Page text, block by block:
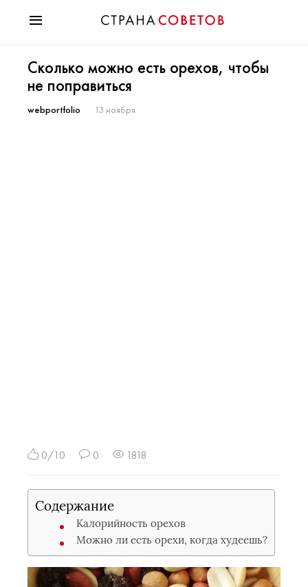
Мода
Звезды
Гороскопы
Сколько можно есть орехов, чтобы
не поправиться
webportfolio 13 ноября
0/10 0 1818
Содержание
Калорийность орехов
Можно ли есть орехи, когда худеешь?